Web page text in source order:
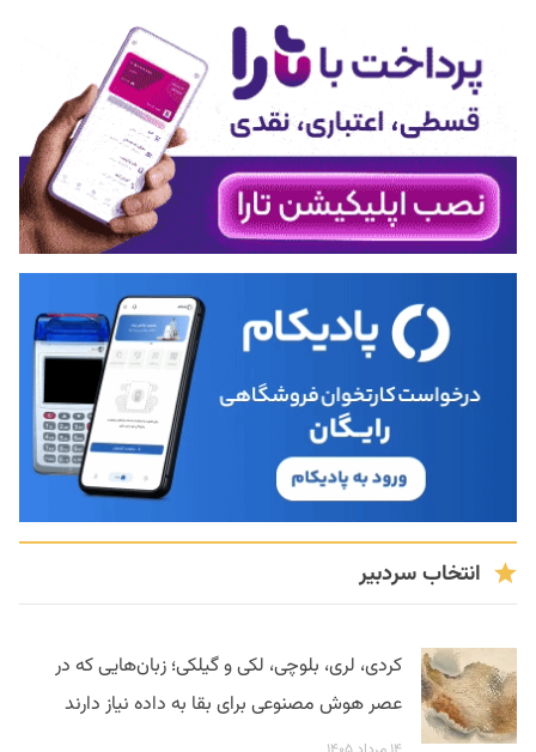
انتخاب سردبیر
کردی، لری، بلوچی، لکی و گیلکی؛ زبان‌هایی که در
عصر هوش مصنوعی برای بقا به داده نیاز دارند